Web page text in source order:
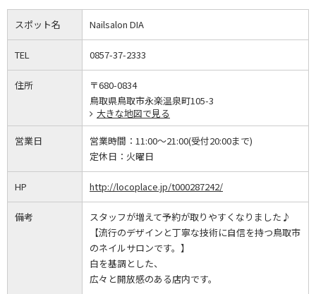
スポット名 Nailsalon DIA
TEL 0857-37-2333
住所
〒680-0834
鳥取県鳥取市永楽温泉町105-3
大きな地図で見る
営業日 営業時間： 11:00～21:00(受付20:00まで)
定休日： 火曜日
HP http://locoplace.jp/t000287242/
備考
スタッフが増えて予約が取りやすくなりました♪
【流行のデザインと丁寧な技術に自信を持つ鳥取市
のネイルサロンです。】
白を基調とした、
広々と開放感のある店内です。